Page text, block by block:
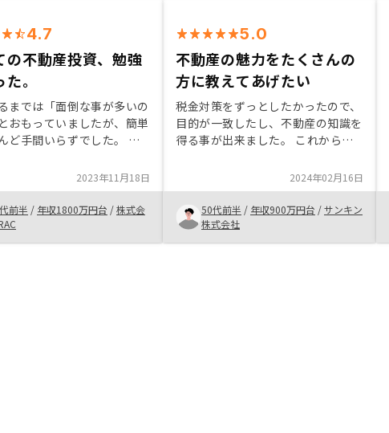
4.7
の不動産投資、勉強
。
までは「面倒な事が多いの
おもっていましたが、簡単
ど手間いらずでした。
ば良かったと思います。 ・
しいので一気通貫で手続き
もらえるのは便利。 ・営業
２名いて、上席の方は反応
、サポート役の方の反応が
2023年11月18日
前半 / 年収1800万円台 /株式会
5.0
不動産の魅力をたくさんの
方に教えてあげたい
税金対策をずっとしたかったので、
目的が一致したし、不動産の知識を
得る事が出来ました。 これからも
を送りたいと思います。 今回、担
当して頂いた、営業の方々に感謝い
たします。本当に有難う御座いまし
た。
2024年02月16日
50代前半 / 年収900万円台 /サンキン
株式会社